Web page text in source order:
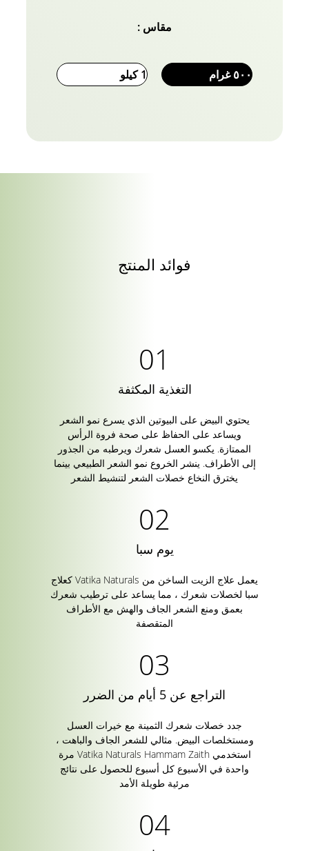
مقاس :
٥٠٠ غرام 1 كيلو
فوائد المنتج
التغذية المكثفة
يحتوي البيض على البيوتين الذي يسرع نمو الشعر
ويساعد على الحفاظ على صحة فروة الرأس
الممتازة. يكسو العسل شعرك ويرطبه من الجذور
إلى الأطراف. ينشر الخروع نمو الشعر الطبيعي بينما
يخترق النخاع خصلات الشعر لتنشيط الشعر
يوم سبا
يعمل علاج الزيت الساخن من Vatika Naturals كعلاج
سبا لخصلات شعرك ، مما يساعد على ترطيب شعرك
بعمق ومنع الشعر الجاف والهش مع الأطراف
المتقصفة
التراجع عن 5 أيام من الضرر
جدد خصلات شعرك الثمينة مع خيرات العسل
ومستخلصات البيض. مثالي للشعر الجاف والباهت ،
استخدمي Vatika Naturals Hammam Zaith مرة
واحدة في الأسبوع كل أسبوع للحصول على نتائج
مرئية طويلة الأمد